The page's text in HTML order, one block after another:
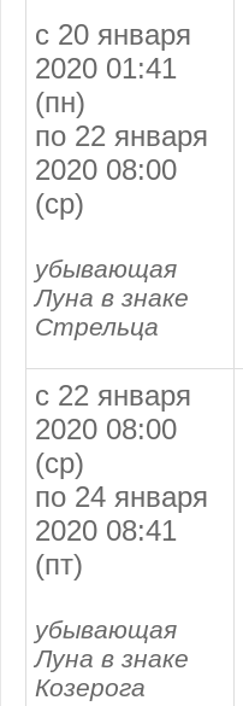
с 20 января
2020 01:41
(пн)
по 22 января
2020 08:00
(ср)
убывающая
Луна в знаке
Стрельца
с 22 января
2020 08:00
(ср)
по 24 января
2020 08:41
(пт)
убывающая
Луна в знаке
Козерога